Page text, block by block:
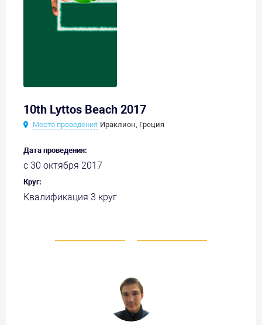
10th Lyttos Beach 2017
Место проведения Ираклион, Греция
Дата проведения:
с 30 октября 2017
Круг:
Квалификация 3 круг